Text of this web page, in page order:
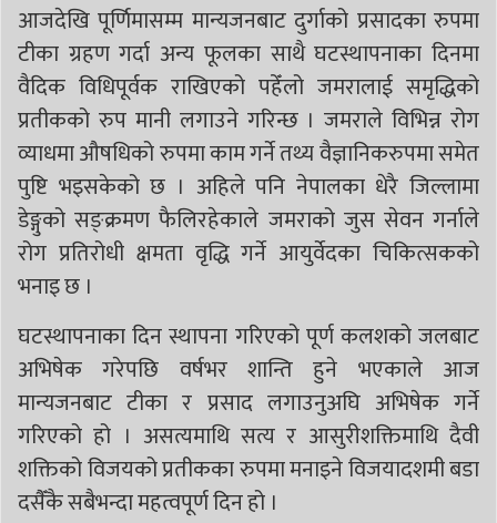
आजदेखि पूर्णिमासम्म मान्यजनबाट दुर्गाको प्रसादका रुपमा
टीका ग्रहण गर्दा अन्य फूलका साथै घटस्थापनाका दिनमा
वैदिक विधिपूर्वक राखिएको पहेँलो जमरालाई समृद्धिको
प्रतीकको रुप मानी लगाउने गरिन्छ । जमराले विभिन्न रोग
व्याधमा औषधिको रुपमा काम गर्ने तथ्य वैज्ञानिकरुपमा समेत
पुष्टि भइसकेको छ । अहिले पनि नेपालका धेरै जिल्लामा
डेङ्गुको सङ्क्रमण फैलिरहेकाले जमराको जुस सेवन गर्नाले
रोग प्रतिरोधी क्षमता वृद्धि गर्ने आयुर्वेदका चिकित्सकको
भनाइ छ ।
घटस्थापनाका दिन स्थापना गरिएको पूर्ण कलशको जलबाट
अभिषेक गरेपछि वर्षभर शान्ति हुने भएकाले आज
मान्यजनबाट टीका र प्रसाद लगाउनुअघि अभिषेक गर्ने
गरिएको हो । असत्यमाथि सत्य र आसुरीशक्तिमाथि दैवी
शक्तिको विजयको प्रतीकका रुपमा मनाइने विजयादशमी बडा
दसैँकै सबैभन्दा महत्वपूर्ण दिन हो ।